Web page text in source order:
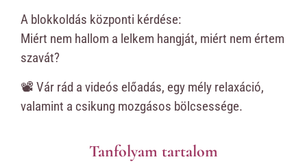
A blokkoldás központi kérdése:
Miért nem hallom a lelkem hangját, miért nem értem
szavát?
📽️ Vár rád a videós előadás, egy mély relaxáció,
valamint a csikung mozgásos bölcsessége.
Tanfolyam tartalom